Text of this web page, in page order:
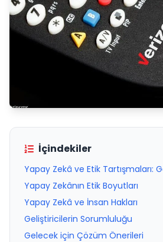
İçindekiler
Yapay Zekâ ve Etik Tartışmaları:
Yapay Zekânın Etik Boyutları
Yapay Zekâ ve İnsan Hakları
Geliştiricilerin Sorumluluğu
Gelecek için Çözüm Önerileri